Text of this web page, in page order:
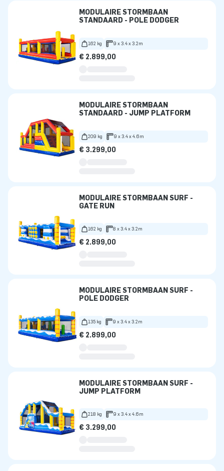
MODULAIRE STORMBAAN
STANDAARD - POLE DODGER
162 kg 9 x 3.4 x 3.2m
€ 2.899,00
MODULAIRE STORMBAAN
STANDAARD - JUMP PLATFORM
209 kg 9 x 3.4 x 4.6m
€ 3.299,00
MODULAIRE STORMBAAN SURF -
GATE RUN
162 kg 8 x 3.4 x 3.2m
€ 2.899,00
MODULAIRE STORMBAAN SURF -
POLE DODGER
135 kg 9 x 3.4 x 3.2m
€ 2.899,00
MODULAIRE STORMBAAN SURF -
JUMP PLATFORM
218 kg 9 x 3.4 x 4.6m
€ 3.299,00